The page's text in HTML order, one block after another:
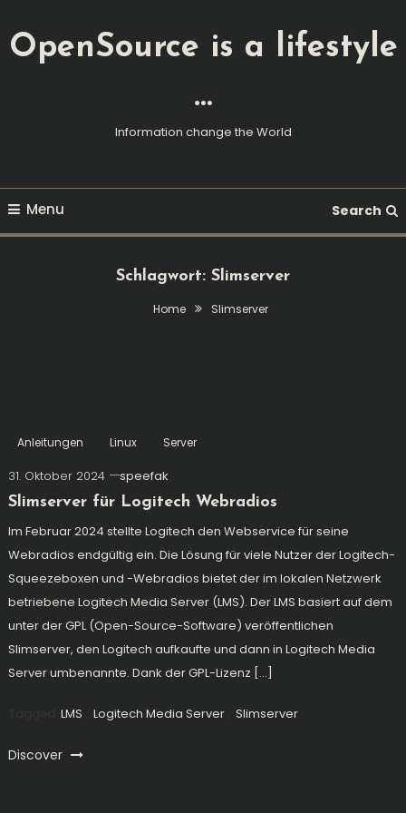
To
Content
OpenSource is a lifestyle
…
Information change the World
Menu Search
Schlagwort: Slimserver
Home Slimserver
Anleitungen Linux Server
31. Oktober 2024
speefak
Slimserver für Logitech Webradios
Im Februar 2024 stellte Logitech den Webservice für seine
Webradios endgültig ein. Die Lösung für viele Nutzer der Logitech-
Squeezeboxen und -Webradios bietet der im lokalen Netzwerk
betriebene Logitech Media Server (LMS). Der LMS basiert auf dem
unter der GPL (Open-Source-Software) veröffentlichen
Slimserver, den Logitech aufkaufte und dann in Logitech Media
Server umbenannte. Dank der GPL-Lizenz […]
LMS Logitech Media Server Slimserver
Discover